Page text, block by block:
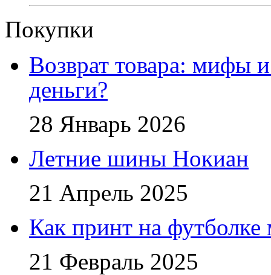
Покупки
Возврат товара: мифы
деньги?
28 Январь 2026
Летние шины Нокиан
21 Апрель 2025
Как принт на
21 Февраль 2025